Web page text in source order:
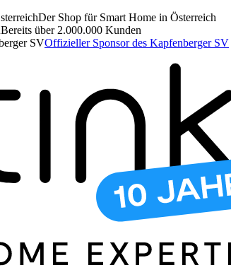
Der Shop für Smart Home in Österreich
Bereits über 2.000.000 Kunden
Offizieller Sponsor des Kapfenberger SV